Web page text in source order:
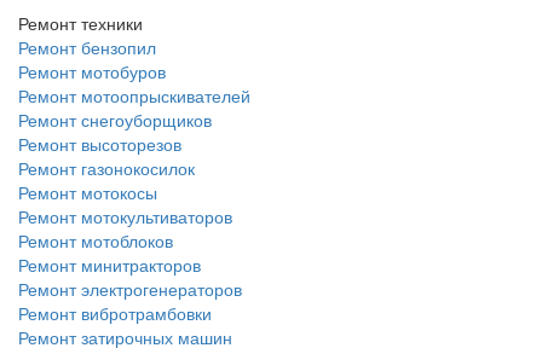
Ремонт техники
Ремонт бензопил
Ремонт мотобуров
Ремонт мотоопрыскивателей
Ремонт снегоуборщиков
Ремонт высоторезов
Ремонт газонокосилок
Ремонт мотокосы
Ремонт мотокультиваторов
Ремонт мотоблоков
Ремонт минитракторов
Ремонт электрогенераторов
Ремонт вибротрамбовки
Ремонт затирочных машин